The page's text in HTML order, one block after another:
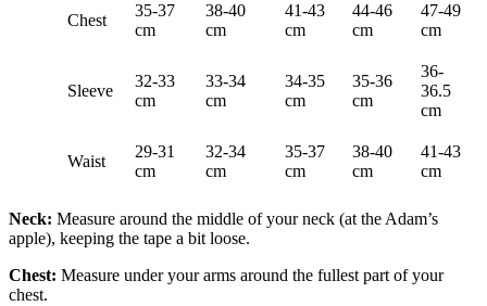
Chest
35-37
cm
38-40
cm
41-43
cm
44-46
cm
47-49
cm
Sleeve
32-33
cm
33-34
cm
34-35
cm
35-36
cm
36-
36.5
cm
Waist
29-31
cm
32-34
cm
35-37
cm
38-40
cm
41-43
cm
Neck: Measure around the middle of your neck (at the Adam’s
apple), keeping the tape a bit loose.
Chest: Measure under your arms around the fullest part of your
chest.